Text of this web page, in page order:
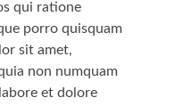
qui ratione
porro quisquam
sit amet,
non numquam
et dolore